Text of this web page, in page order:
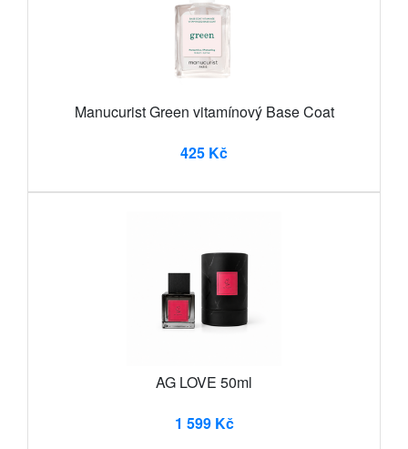
Manucurist Green vitamínový Base Coat
425 Kč
AG LOVE 50ml
1 599 Kč